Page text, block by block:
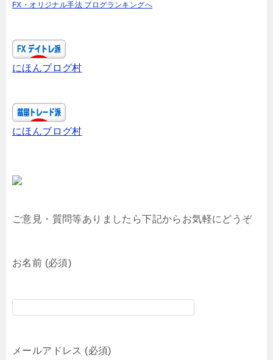
FX・オリジナル手法 ブログランキングへ
にほんブログ村
にほんブログ村
ご意見・質問等ありましたら下記からお気軽にどうぞ
お名前 (必須)
メールアドレス (必須)